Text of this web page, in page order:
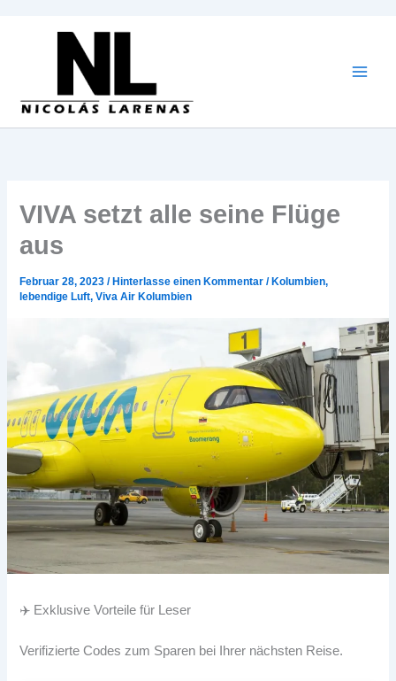
VIVA setzt alle seine Flüge
aus
Februar 28, 2023/ Hinterlasse einen Kommentar / Kolumbien,
lebendige Luft,Viva Air Kolumbien
✈️ Exklusive Vorteile für Leser
Verifizierte Codes zum Sparen bei Ihrer nächsten Reise.